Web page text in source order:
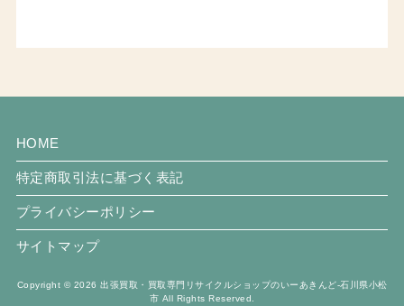
HOME
特定商取引法に基づく表記
プライバシーポリシー
サイトマップ
Copyright © 2026 出張買取・買取専門リサイクルショップのいーあきんど-石川県小松
市 All Rights Reserved.